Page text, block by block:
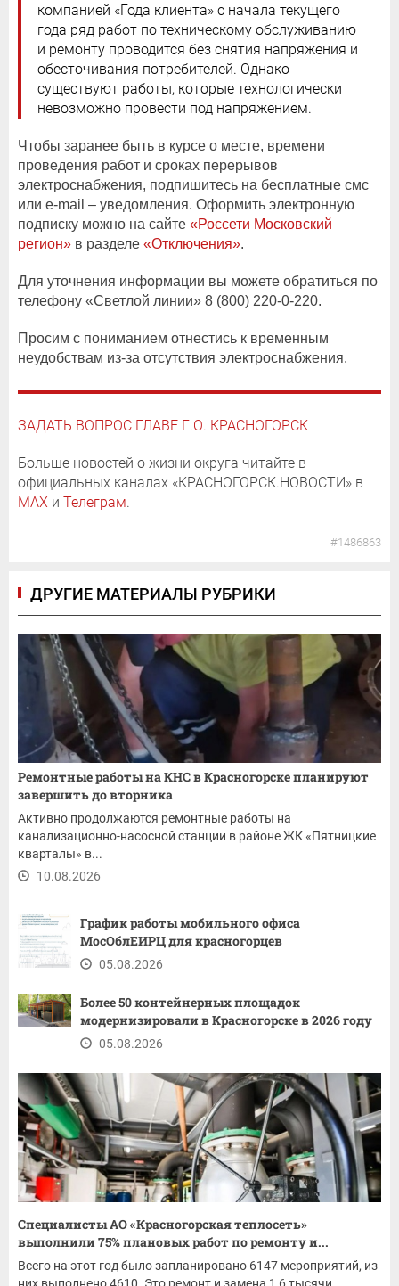
компанией «Года клиента» с начала текущего
года ряд работ по техническому обслуживанию
и ремонту проводится без снятия напряжения и
обесточивания потребителей. Однако
существуют работы, которые технологически
невозможно провести под напряжением.
Чтобы заранее быть в курсе о месте, времени
проведения работ и сроках перерывов
электроснабжения, подпишитесь на бесплатные смс
или e-mail – уведомления. Оформить электронную
подписку можно на сайте «Россети Московский
регион» в разделе «Отключения».
Для уточнения информации вы можете обратиться по
телефону «Светлой линии» 8 (800) 220-0-220.
Просим с пониманием отнестись к временным
неудобствам из-за отсутствия электроснабжения.
ЗАДАТЬ ВОПРОС ГЛАВЕ Г.О. КРАСНОГОРСК
Больше новостей о жизни округа читайте в
официальных каналах «КРАСНОГОРСК.НОВОСТИ» в
MAX и Телеграм.
#1486863
ДРУГИЕ МАТЕРИАЛЫ РУБРИКИ
Ремонтные работы на КНС в Красногорске планируют
завершить до вторника
Активно продолжаются ремонтные работы на
канализационно-насосной станции в районе ЖК «Пятницкие
кварталы» в...
10.08.2026
График работы мобильного офиса
МосОблЕИРЦ для красногорцев
05.08.2026
Более 50 контейнерных площадок
модернизировали в Красногорске в 2026 году
05.08.2026
Специалисты АО «Красногорская теплосеть»
выполнили 75% плановых работ по ремонту и...
Всего на этот год было запланировано 6147 мероприятий, из
них выполнено 4610. Это ремонт и замена 1,6 тысячи